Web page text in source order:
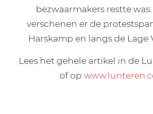
bezwaarmakers restte
verschenen er de
Harskamp en langs de Lage
Lees het gehele artikel in de
of op